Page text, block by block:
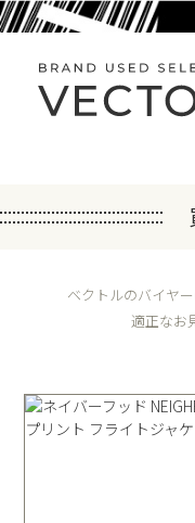
ベクトルのバイヤ
適正なお